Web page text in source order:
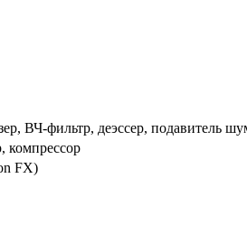
ВЧ-фильтр, деэссер, подавитель
компрессор
FX)